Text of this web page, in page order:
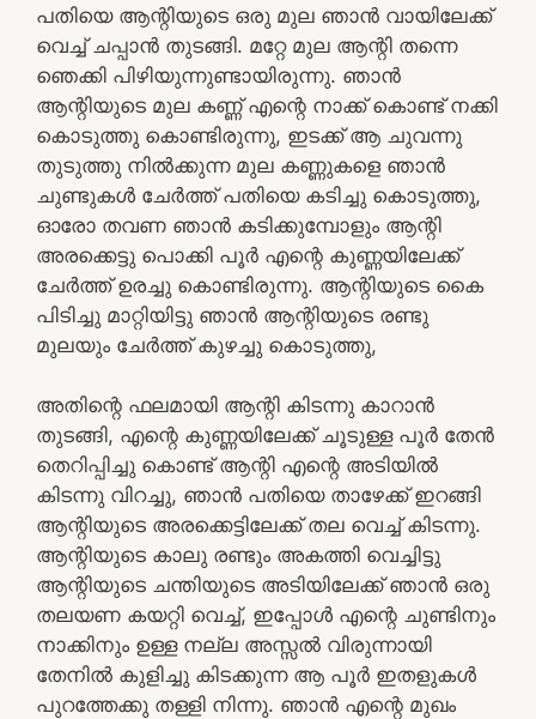
പതിയെ ആന്റിയുടെ ഒരു മുല ഞാൻ വായിലേക്ക്
വെച്ച് ചപ്പാൻ തുടങ്ങി. മറ്റേ മുല ആന്റി തന്നെ
ഞെക്കി പിഴിയുന്നുണ്ടായിരുന്നു. ഞാൻ
ആന്റിയുടെ മുല കണ്ണ് എന്റെ നാക്ക് കൊണ്ട് നക്കി
കൊടുത്തു കൊണ്ടിരുന്നു, ഇടക്ക് ആ ചുവന്നു
തുടുത്തു നിൽക്കുന്ന മുല കണ്ണുകളെ ഞാൻ
ചുണ്ടുകൾ ചേർത്ത് പതിയെ കടിച്ചു കൊടുത്തു,
ഓരോ തവണ ഞാൻ കടിക്കുമ്പോളും ആന്റി
അരക്കെട്ടു പൊക്കി പൂർ എന്റെ കുണ്ണയിലേക്ക്
ചേർത്ത് ഉരച്ചു കൊണ്ടിരുന്നു. ആന്റിയുടെ കൈ
പിടിച്ചു മാറ്റിയിട്ടു ഞാൻ ആന്റിയുടെ രണ്ടു
മുലയും ചേർത്ത് കുഴച്ചു കൊടുത്തു,
അതിന്റെ ഫലമായി ആന്റി കിടന്നു കാറാൻ
തുടങ്ങി, എന്റെ കുണ്ണയിലേക്ക് ചൂടുള്ള പൂർ തേൻ
തെറിപ്പിച്ചു കൊണ്ട് ആന്റി എന്റെ അടിയിൽ
കിടന്നു വിറച്ചു, ഞാൻ പതിയെ താഴേക്ക് ഇറങ്ങി
ആന്റിയുടെ അരക്കെട്ടിലേക്ക് തല വെച്ച് കിടന്നു.
ആന്റിയുടെ കാലു രണ്ടും അകത്തി വെച്ചിട്ടു
ആന്റിയുടെ ചന്തിയുടെ അടിയിലേക്ക് ഞാൻ ഒരു
തലയണ കയറ്റി വെച്ച്, ഇപ്പോൾ എന്റെ ചുണ്ടിനും
നാക്കിനും ഉള്ള നല്ല അസ്സൽ വിരുന്നായി
തേനിൽ കുളിച്ചു കിടക്കുന്ന ആ പൂർ ഇതളുകൾ
പുറത്തേക്കു തള്ളി നിന്നു. ഞാൻ എന്റെ മുഖം